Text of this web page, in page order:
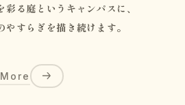
彩る庭というキャンパスに、
やすらぎを描き続けます。